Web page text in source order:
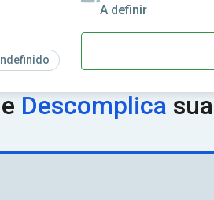
Indefinido
A definir
e Descomplica